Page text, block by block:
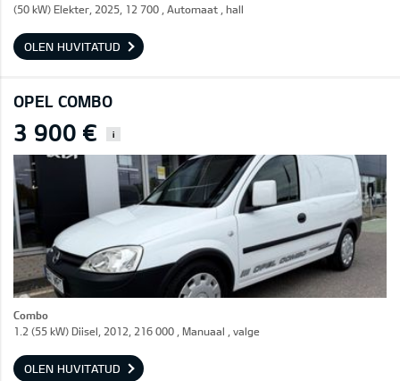
(50 kW) Elekter, 2025, 12 700 , Automaat , hall
OLEN HUVITATUD
OPEL COMBO
3 900 € i
Combo
1.2 (55 kW) Diisel, 2012, 216 000 , Manuaal , valge
OLEN HUVITATUD